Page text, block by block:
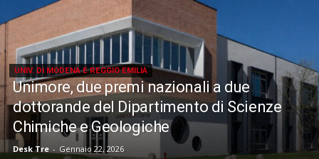
UNIV. DI MODENA E REGGIO EMILIA
Unimore, due premi nazionali a due
dottorande del Dipartimento di Scienze
Chimiche e Geologiche
Desk Tre - Gennaio 22, 2026